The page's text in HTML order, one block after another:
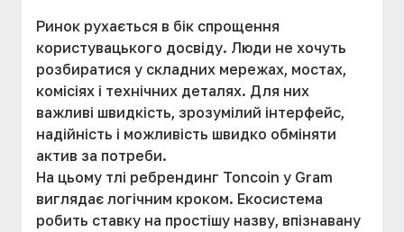
Ринок рухається в бік спрощення
користувацького досвіду. Люди не хочуть
розбиратися у складних мережах, мостах,
комісіях і технічних деталях. Для них
важливі швидкість, зрозумілий інтерфейс,
надійність і можливість швидко обміняти
актив за потреби.
На цьому тлі ребрендинг Toncoin у Gram
виглядає логічним кроком. Екосистема
робить ставку на простішу назву, впізнавану